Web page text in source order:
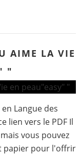
AIME LA VIE
"
Langue des
lien vers le PDF Il
vous pouvez
papier pour l'offrir